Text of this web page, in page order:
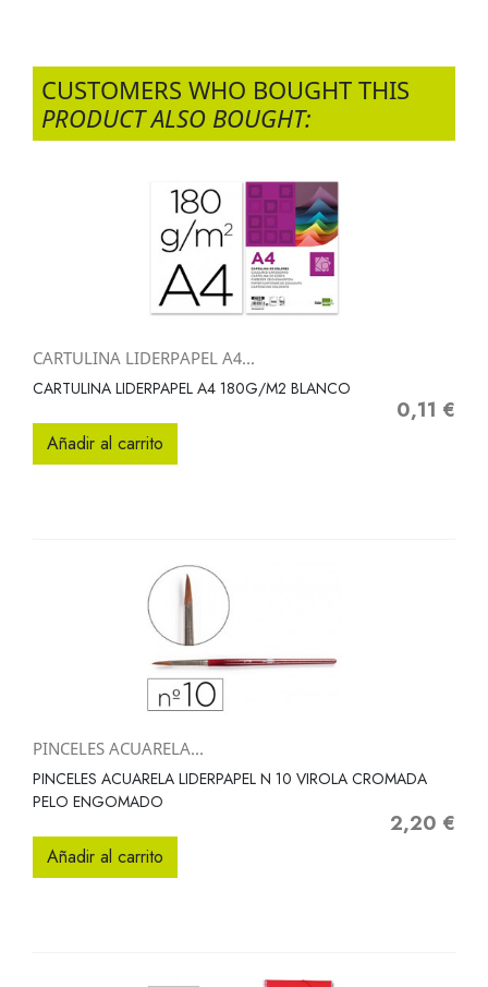
CUSTOMERS WHO BOUGHT THIS
PRODUCT ALSO BOUGHT:
CARTULINA LIDERPAPEL A4...
CARTULINA LIDERPAPEL A4 180G/M2 BLANCO
Precio
0,11 €
Añadir al carrito
PINCELES ACUARELA...
PINCELES ACUARELA LIDERPAPEL N 10 VIROLA CROMADA
PELO ENGOMADO
Precio
2,20 €
Añadir al carrito